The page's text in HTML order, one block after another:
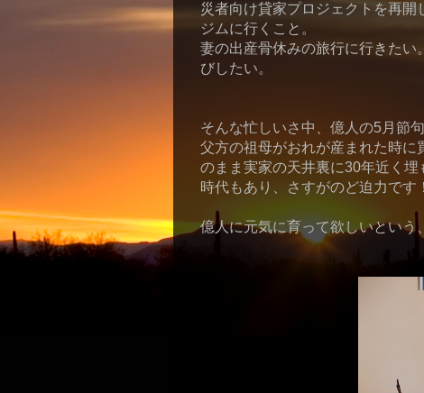
災者向け貸家プロジェクトを再開
ジムに行くこと。
妻の出産骨休みの旅行に行きたい
びしたい。
そんな忙しいさ中、億人の5月節
父方の祖母がおれが産まれた時に
のまま実家の天井裏に30年近く埋
時代もあり、さすがのど迫力です！
億人に元気に育って欲しいという、